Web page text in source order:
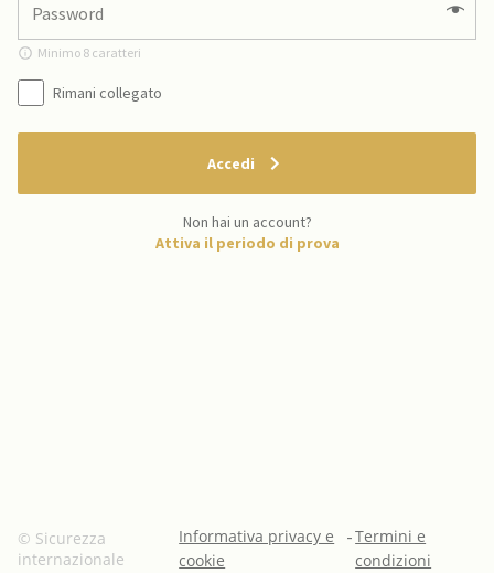
Minimo 8 caratteri
Rimani collegato
Accedi
Non hai un account?
Attiva il periodo di prova
© Sicurezza
internazionale
Informativa privacy e
cookie
-Termini e
condizioni